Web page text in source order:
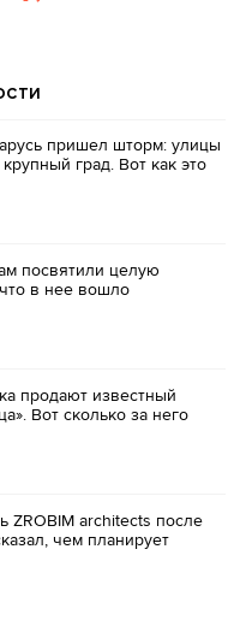
пришел шторм: улицы
град. Вот как это
посвятили целую
в нее вошло
продают известный
Вот сколько за него
ZROBIM architects после
чем планирует